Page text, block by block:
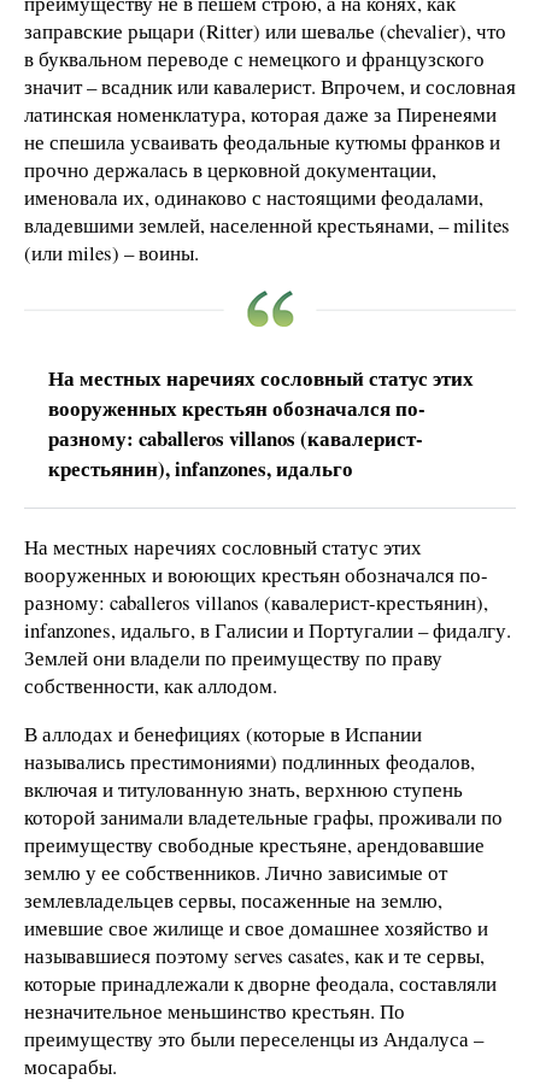
заправские рыцари (Ritter) или шевалье (chevalier), что
в буквальном переводе с немецкого и французского
значит – всадник или кавалерист. Впрочем, и сословная
латинская номенклатура, которая даже за Пиренеями
не спешила усваивать феодальные кутюмы франков и
прочно держалась в церковной документации,
именовала их, одинаково с настоящими феодалами,
владевшими землей, населенной крестьянами, – milites
(или miles) – воины.
На местных наречиях сословный статус этих
вооруженных крестьян обозначался по-
разному: caballeros villanos (кавалерист-
крестьянин), infanzonеs, идальго
На местных наречиях сословный статус этих
вооруженных и воюющих крестьян обозначался по-
разному: caballeros villanos (кавалерист-крестьянин),
infanzonеs, идальго, в Галисии и Португалии – фидалгу.
Землей они владели по преимуществу по праву
собственности, как аллодом.
В аллодах и бенефициях (которые в Испании
назывались престимониями) подлинных феодалов,
включая и титулованную знать, верхнюю ступень
которой занимали владетельные графы, проживали по
преимуществу свободные крестьяне, арендовавшие
землю у ее собственников. Лично зависимые от
землевладельцев сервы, посаженные на землю,
имевшие свое жилище и свое домашнее хозяйство и
называвшиеся поэтому serves casates, как и те сервы,
которые принадлежали к дворне феодала, составляли
незначительное меньшинство крестьян. По
преимуществу это были переселенцы из Андалуса –
мосарабы.